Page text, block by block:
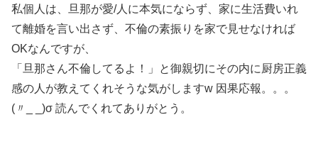
私個人は、旦那が愛/人に本気にならず、家に生活費いれ
て離婚を言い出さず、不倫の素振りを家で見せなければ
OKなんですが、
「旦那さん不倫してるよ！」と御親切にその内に厨房正義
感の人が教えてくれそうな気がしますw 因果応報。。。
(〃_ _)σ 読んでくれてありがとう。